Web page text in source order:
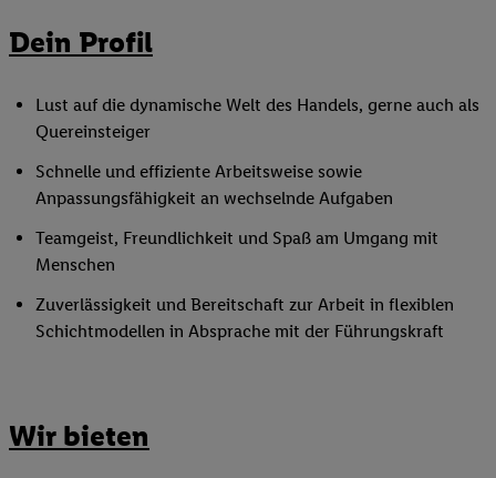
Dein Profil
Lust auf die dynamische Welt des Handels, gerne auch als
Quereinsteiger
Schnelle und effiziente Arbeitsweise sowie
Anpassungsfähigkeit an wechselnde Aufgaben
Teamgeist, Freundlichkeit und Spaß am Umgang mit
Menschen
Zuverlässigkeit und Bereitschaft zur Arbeit in flexiblen
Schichtmodellen in Absprache mit der Führungskraft
Wir bieten